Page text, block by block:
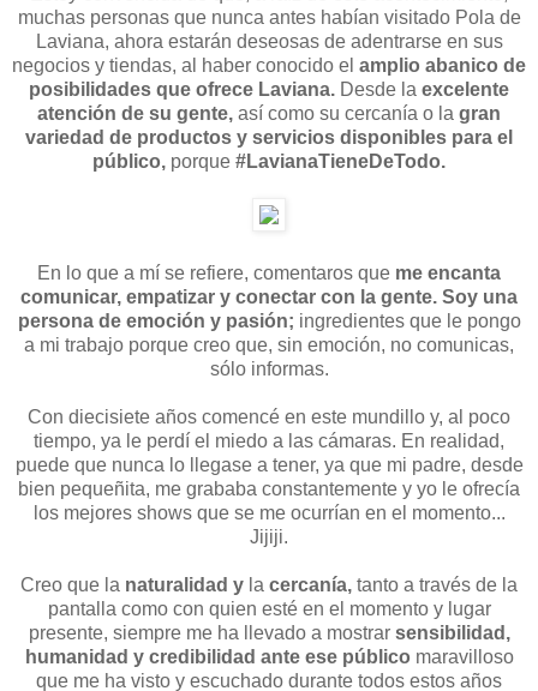
muchas personas que nunca antes habían visitado Pola de
Laviana, ahora estarán deseosas de adentrarse en sus
negocios y tiendas, al haber conocido el amplio abanico de
posibilidades que ofrece Laviana. Desde la excelente
atención de su gente, así como su cercanía o la gran
variedad de productos y servicios disponibles para el
público, porque #LavianaTieneDeTodo.
En lo que a mí se refiere, comentaros que me encanta
comunicar, empatizar y conectar con la gente. Soy una
persona de emoción y pasión; ingredientes que le pongo
a mi trabajo porque creo que, sin emoción, no comunicas,
sólo informas.
Con diecisiete años comencé en este mundillo y, al poco
tiempo, ya le perdí el miedo a las cámaras. En realidad,
puede que nunca lo llegase a tener, ya que mi padre, desde
bien pequeñita, me grababa constantemente y yo le ofrecía
los mejores shows que se me ocurrían en el momento...
Jijiji.
Creo que la naturalidad y la cercanía, tanto a través de la
pantalla como con quien esté en el momento y lugar
presente, siempre me ha llevado a mostrar sensibilidad,
humanidad y credibilidad ante ese público maravilloso
que me ha visto y escuchado durante todos estos años